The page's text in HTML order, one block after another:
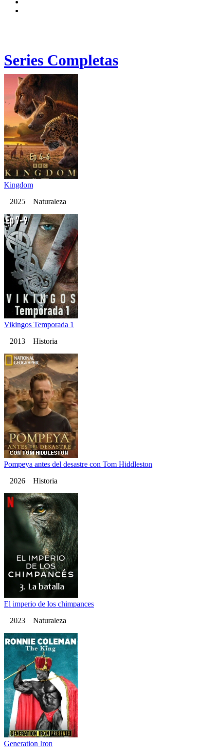
Series Completas
Kingdom
2025 Naturaleza
Vikingos Temporada 1
2013 Historia
Pompeya antes del desastre con Tom Hiddleston
2026 Historia
El imperio de los chimpances
2023 Naturaleza
Generation Iron